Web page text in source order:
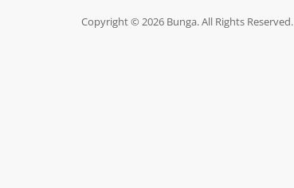
Copyright © 2026 Bunga. All Rights Reserved.